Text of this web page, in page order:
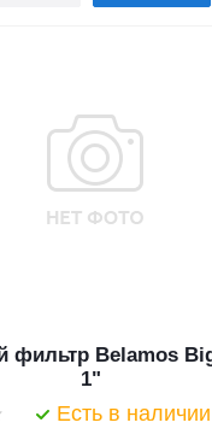
фильтр Belamos
1"
Есть в наличии